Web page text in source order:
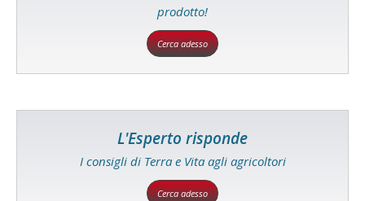
prodotto!
Cerca adesso
L'Esperto risponde
I consigli di Terra e Vita agli agricoltori
Cerca adesso